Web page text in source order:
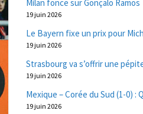
Milan fonce sur Gonçalo Ramos
19 juin 2026
Le Bayern fixe un prix pour
19 juin 2026
Strasbourg va s’offrir une
19 juin 2026
Mexique – Corée du Sud (1-0) :
19 juin 2026